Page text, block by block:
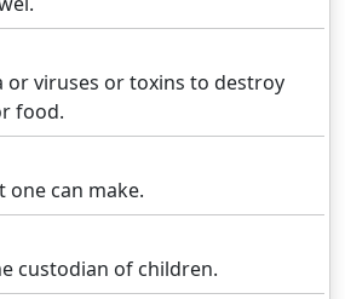
or viruses or toxins to destroy
food.
one can make.
custodian of children.